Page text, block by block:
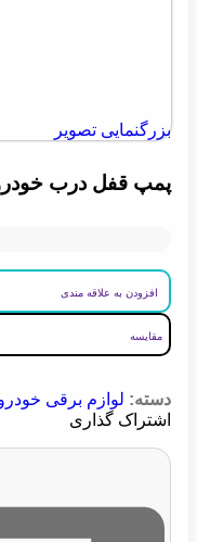
بزرگنمایی تصویر
پمپ قفل درب خودرو پژو
افزودن به علاقه مندی
مقایسه
دسته: لوازم برقی
اشتراک گذاری